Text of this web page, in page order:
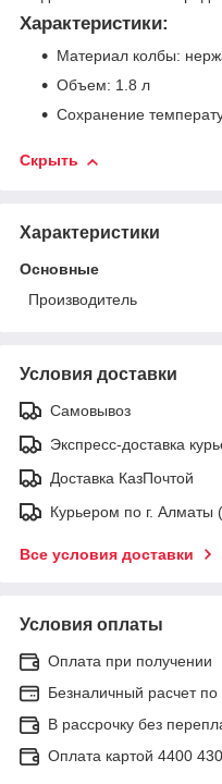
Характеристики:
Материал колбы:
Объем: 1.8 л
Сохранение
Скрыть
Характеристики
Основные
Производитель
Условия доставки
Самовывоз
Экспресс-доставка
Доставка КазПочтой
Курьером по г. Алматы
Все условия доставки
Условия оплаты
Оплата при получении
Безналичный расчет
В рассрочку без
Оплата картой 4400